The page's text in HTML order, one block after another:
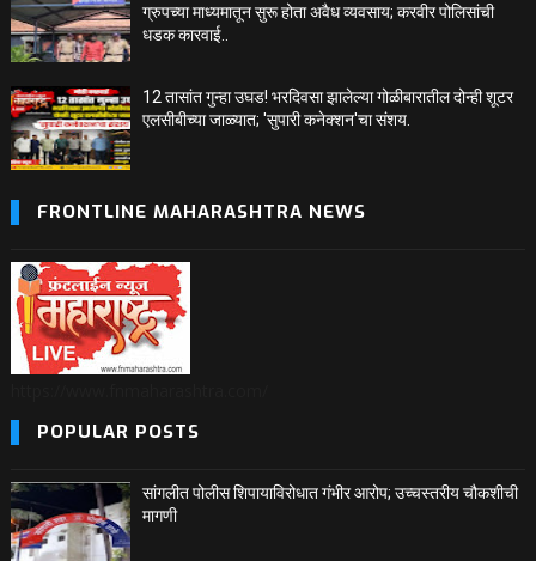
ग्रुपच्या माध्यमातून सुरू होता अवैध व्यवसाय; करवीर पोलिसांची
धडक कारवाई..
12 तासांत गुन्हा उघड! भरदिवसा झालेल्या गोळीबारातील दोन्ही शूटर
एलसीबीच्या जाळ्यात; 'सुपारी कनेक्शन'चा संशय.
FRONTLINE MAHARASHTRA NEWS
POPULAR POSTS
सांगलीत पोलीस शिपायाविरोधात गंभीर आरोप; उच्चस्तरीय चौकशीची
मागणी